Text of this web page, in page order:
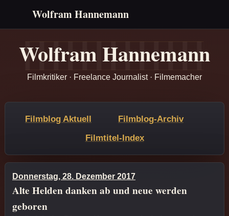
Wolfram Hannemann
Wolfram Hannemann
Filmkritiker · Freelance Journalist · Filmemacher
Filmblog Aktuell
Filmblog-Archiv
Filmtitel-Index
Donnerstag, 28. Dezember 2017
Alte Helden danken ab und neue werden
geboren